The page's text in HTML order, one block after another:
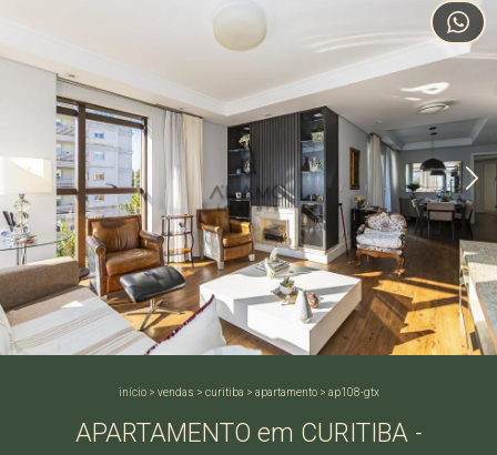
início> vendas > curitiba > apartamento> ap108-gtx
APARTAMENTO em CURITIBA -